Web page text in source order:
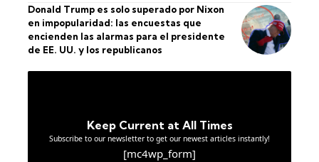
Donald Trump es solo superado por Nixon
en impopularidad: las encuestas que
encienden las alarmas para el presidente
de EE. UU. y los republicanos
Keep Current at All Times
Subscribe to our newsletter to get our newest articles instantly!
[mc4wp_form]